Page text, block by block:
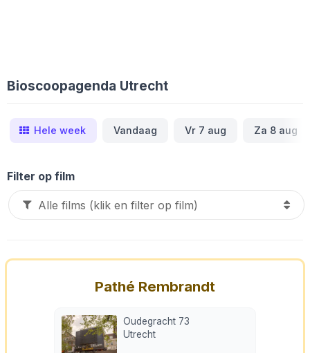
Bioscoopagenda Utrecht
Hele week Vandaag Vr 7 aug Za 8 aug
Filter op film
Pathé Rembrandt
Oudegracht 73
Utrecht